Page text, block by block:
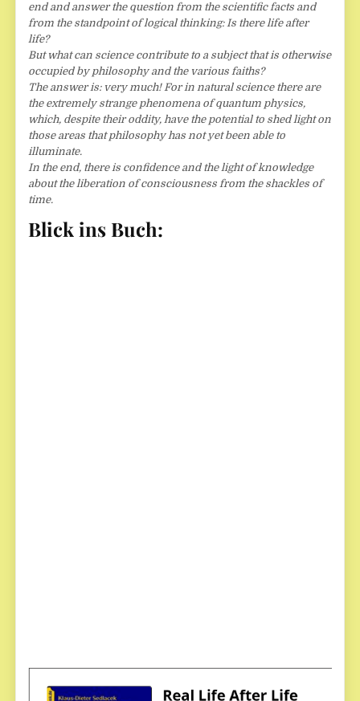
end and answer the question from the scientific facts and
from the standpoint of logical thinking: Is there life after
life?
But what can science contribute to a subject that is otherwise
occupied by philosophy and the various faiths?
The answer is: very much! For in natural science there are
the extremely strange phenomena of quantum physics,
which, despite their oddity, have the potential to shed light on
those areas that philosophy has not yet been able to
illuminate.
In the end, there is confidence and the light of knowledge
about the liberation of consciousness from the shackles of
time.
Blick ins Buch: